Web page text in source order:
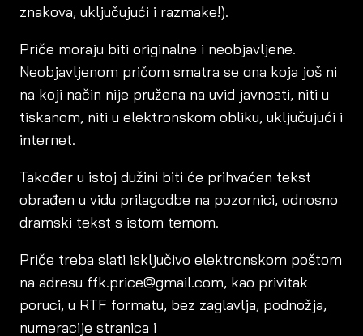
znakova, uključujući i razmake!).
Priče moraju biti originalne i neobjavljene.
Neobjavljenom pričom smatra se ona koja još ni
na koji način nije pružena na uvid javnosti, niti u
tiskanom, niti u elektronskom obliku, uključujući i
internet.
Također u istoj dužini biti će prihvaćen tekst
obrađen u vidu prilagodbe na pozornici, odnosno
dramski tekst s istom temom.
Priče treba slati isključivo elektronskom poštom
na adresu ffk.price@gmail.com, kao privitak
poruci, u RTF formatu, bez zaglavlja, podnožja,
numeracije stranica i